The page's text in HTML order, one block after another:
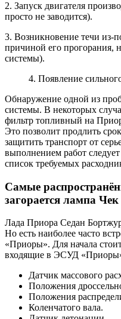
2. Запуск двигателя
просто не заводится).
3. Возникновение течи из-
причиной его прогорания,
системы).
4. Появление
Обнаружение одной из
системы. В некоторых
фильтр топливный на
Это позволит продлить
защитить транспорт от
выполнением работ
список требуемых
Самые
загорается лампа
Лада Приора Седан
Но есть наиболее часто
«Приоры». Для начала
входящие в ЭСУД
Датчик массового
Положения
Положения
Коленчатого вала.